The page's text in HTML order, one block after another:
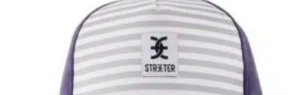
choisies
sur
la
page
du
produit